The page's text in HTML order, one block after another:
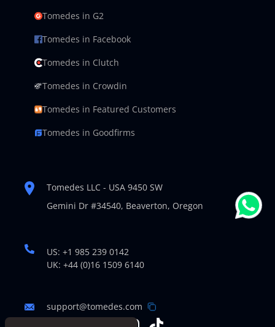
Tomedes in G2
Tomedes in Facebook
Tomedes in Clutch
Tomedes in Crowdin
Tomedes in Featured Customers
Tomedes in Goodfirms
Tomedes LLC - USA 9450 SW
Gemini Dr #34540, Beaverton, Oregon
US: +1 985 239 0142
UK: +44 (0)16 1509 6140
support@tomedes.com